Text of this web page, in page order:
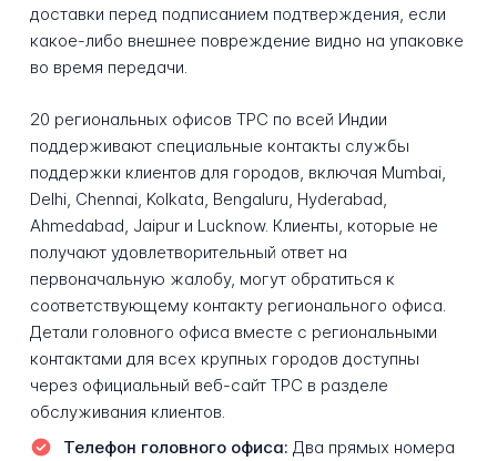
доставки перед подписанием подтверждения, если
какое-либо внешнее повреждение видно на упаковке
во время передачи.
20 региональных офисов TPC по всей Индии
поддерживают специальные контакты службы
поддержки клиентов для городов, включая Mumbai,
Delhi, Chennai, Kolkata, Bengaluru, Hyderabad,
Ahmedabad, Jaipur и Lucknow. Клиенты, которые не
получают удовлетворительный ответ на
первоначальную жалобу, могут обратиться к
соответствующему контакту регионального офиса.
Детали головного офиса вместе с региональными
контактами для всех крупных городов доступны
через официальный веб-сайт TPC в разделе
обслуживания клиентов.
Телефон головного офиса: Два прямых номера